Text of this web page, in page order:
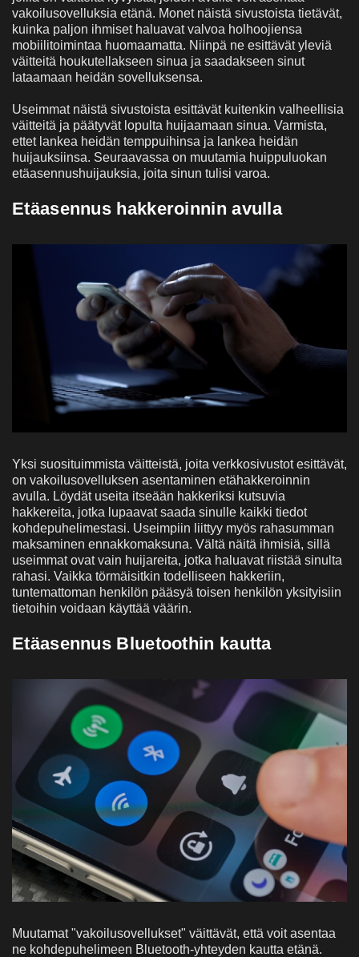
vakoilusovelluksia etänä. Monet näistä sivustoista tietävät,
kuinka paljon ihmiset haluavat valvoa holhoojiensa
mobiilitoimintaa huomaamatta. Niinpä ne esittävät yleviä
väitteitä houkutellakseen sinua ja saadakseen sinut
lataamaan heidän sovelluksensa.
Useimmat näistä sivustoista esittävät kuitenkin valheellisia
väitteitä ja päätyvät lopulta huijaamaan sinua. Varmista,
ettet lankea heidän temppuihinsa ja lankea heidän
huijauksiinsa. Seuraavassa on muutamia huippuluokan
etäasennushuijauksia, joita sinun tulisi varoa.
Etäasennus hakkeroinnin avulla
Yksi suosituimmista väitteistä, joita verkkosivustot esittävät,
on vakoilusovelluksen asentaminen etähakkeroinnin
avulla. Löydät useita itseään hakkeriksi kutsuvia
hakkereita, jotka lupaavat saada sinulle kaikki tiedot
kohdepuhelimestasi. Useimpiin liittyy myös rahasumman
maksaminen ennakkomaksuna. Vältä näitä ihmisiä, sillä
useimmat ovat vain huijareita, jotka haluavat riistää sinulta
rahasi. Vaikka törmäisitkin todelliseen hakkeriin,
tuntemattoman henkilön pääsyä toisen henkilön yksityisiin
tietoihin voidaan käyttää väärin.
Etäasennus Bluetoothin kautta
Muutamat "vakoilusovellukset" väittävät, että voit asentaa
ne kohdepuhelimeen Bluetooth-yhteyden kautta etänä.